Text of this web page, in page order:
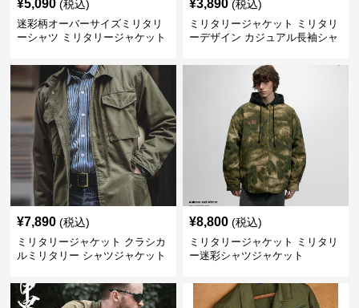
¥5,090 (税込)
迷彩柄オーバーサイズミリタリ
ーシャツ ミリタリージャケット
¥3,890 (税込)
ミリタリージャケット ミリタリ
ーデザイン カジュアル長袖シャ
¥7,890 (税込)
ミリタリージャケット クラシカ
ルミリタリー シャツジャケット
¥8,800 (税込)
ミリタリージャケット ミリタリ
ー迷彩シャツジャケット